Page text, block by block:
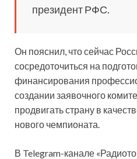
президент РФС.
Он пояснил, что сейчас
сосредоточиться на
финансирования
создании заявочного
продвигать страну в
нового чемпионата.
В Telegram-канале